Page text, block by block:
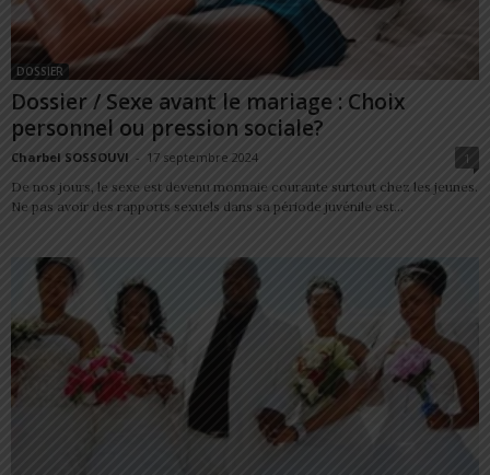
DOSSIER
Dossier / Sexe avant le mariage : Choix
personnel ou pression sociale?
Charbel SOSSOUVI - 17 septembre 2024
1
De nos jours, le sexe est devenu monnaie courante surtout chez les jeunes.
Ne pas avoir des rapports sexuels dans sa période juvénile est...